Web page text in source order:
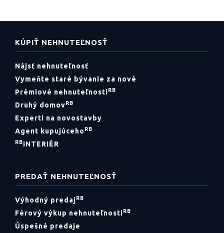
bývania ide o funkčné a dlhodobo
KÚPIŤ NEHNUTEĽNOSŤ
Nájsť nehnuteľnosť
Vymeňte staré bývanie za nové
Prémiové nehnuteľnostiRB
Druhý domovRB
Experti na novostavby
Agent kupujúceho RB
RBINTERIÉR
PREDAŤ NEHNUTEĽNOSŤ
Výhodný predajRB
Férový výkup nehnuteľnostiRB
Úspešné predaje